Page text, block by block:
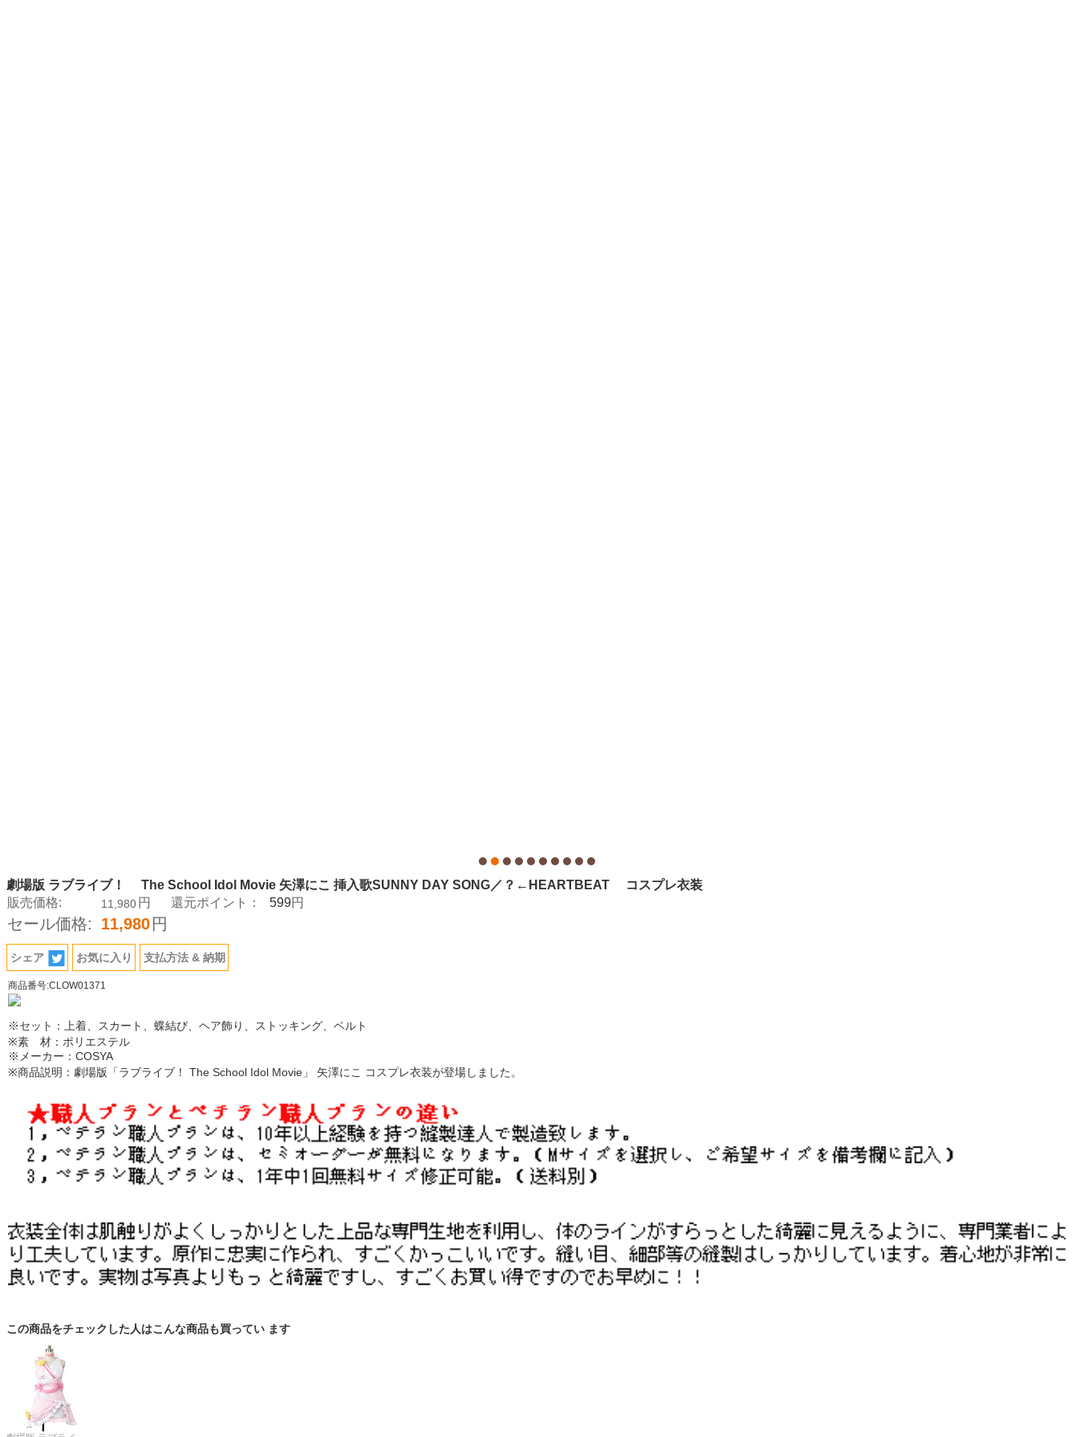
劇場版 ラブライブ！ The School Idol Movie 矢澤にこ 挿入歌SUNNY DAY SONG／？←HEARTBEAT コスプレ衣装
販売価格:
11,980 円 還元ポイント： 599円
セール価格: 11,980 円
シェア お気に入り 支払方法 & 納期
商品番号:CLOW01371
※セット：上着、スカート、蝶結び、ヘア飾り、ストッキング、ベルト
※素 材：ポリエステル
※メーカー：COSYA
※商品説明：劇場版「ラブライブ！ The School Idol Movie」 矢澤にこ コスプレ衣装が登場しました。
この商品をチェックした人はこんな商品も買ってい ます